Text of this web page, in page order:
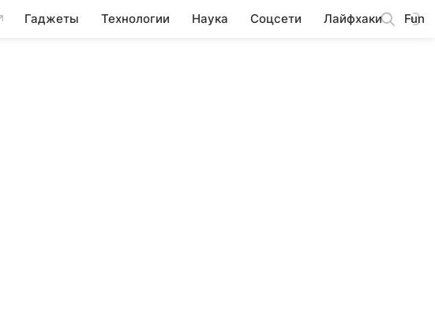
Гаджеты Технологии Наука Соцсети Лайфхаки Fun